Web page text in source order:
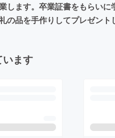
ます。卒業証書をもらい
品を手作りしてプレゼント
ます